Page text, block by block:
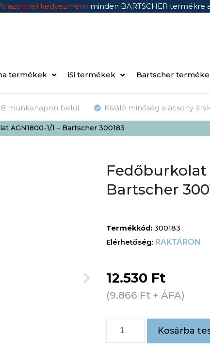
azonnali kedvezmény minden BARTSCHER termékre
termékek iSi termékek Bartscher
8 munkanapon belül Kiváló minőség alacsony
AGN1800-1/1 – Bartscher 300183
Fedőburkolat
Bartscher
Termékkód: 300183
RAKTÁRON
12.530 Ft
(9.866 Ft + ÁFA)
Kosárba